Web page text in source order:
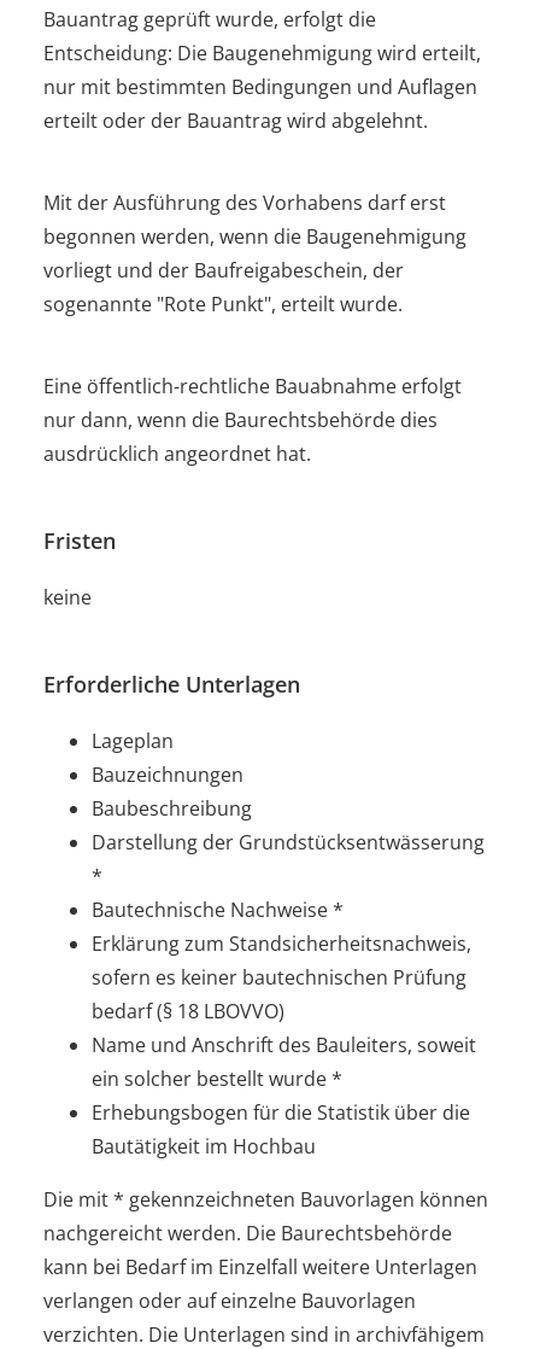
Bauantrag geprüft wurde, erfolgt die
Entscheidung: Die Baugenehmigung wird erteilt,
nur mit bestimmten Bedingungen und Auflagen
erteilt oder der Bauantrag wird abgelehnt.
Mit der Ausführung des Vorhabens darf erst
begonnen werden, wenn die Baugenehmigung
vorliegt und der Baufreigabeschein, der
sogenannte "Rote Punkt", erteilt wurde.
Eine öffentlich-rechtliche Bauabnahme erfolgt
nur dann, wenn die Baurechtsbehörde dies
ausdrücklich angeordnet hat.
Fristen
keine
Erforderliche Unterlagen
Lageplan
Bauzeichnungen
Baubeschreibung
Darstellung der Grundstücksentwässerung
*
Bautechnische Nachweise *
Erklärung zum Standsicherheitsnachweis,
sofern es keiner bautechnischen Prüfung
bedarf (§ 18 LBOVVO)
Name und Anschrift des Bauleiters, soweit
ein solcher bestellt wurde *
Erhebungsbogen für die Statistik über die
Bautätigkeit im Hochbau
Die mit * gekennzeichneten Bauvorlagen können
nachgereicht werden. Die Baurechtsbehörde
kann bei Bedarf im Einzelfall weitere Unterlagen
verlangen oder auf einzelne Bauvorlagen
verzichten. Die Unterlagen sind in archivfähigem